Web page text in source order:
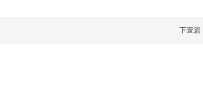
下壹篇